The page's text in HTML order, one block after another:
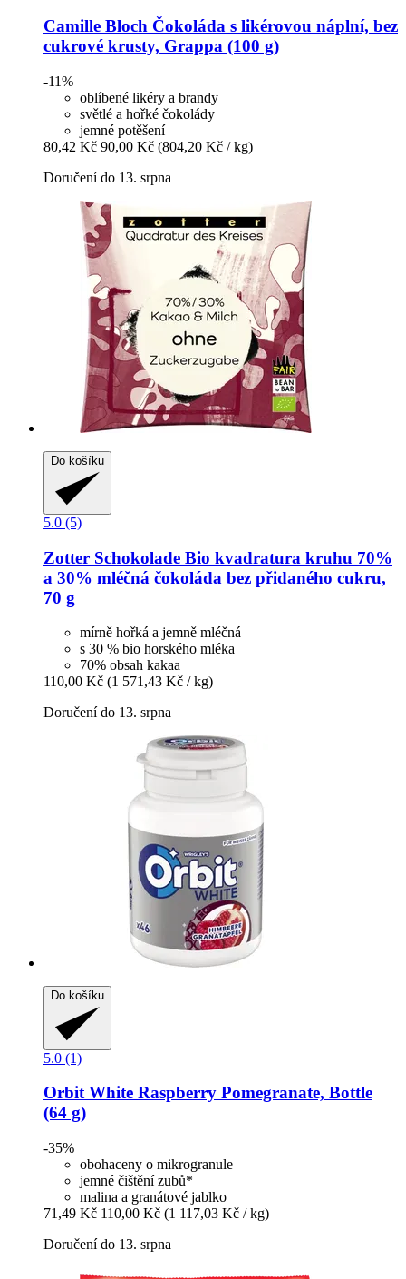
Camille Bloch Čokoláda s likérovou náplní, bez
cukrové krusty, Grappa (100 g)
-11%
oblíbené likéry a brandy
světlé a hořké čokolády
jemné potěšení
80,42 Kč 90,00 Kč (804,20 Kč / kg)
Doručení do 13. srpna
Do košíku
5.0 (5)
Zotter Schokolade Bio kvadratura kruhu 70%
a 30% mléčná čokoláda bez přidaného cukru,
70 g
mírně hořká a jemně mléčná
s 30 % bio horského mléka
70% obsah kakaa
110,00 Kč (1 571,43 Kč / kg)
Doručení do 13. srpna
Do košíku
5.0 (1)
OrbitWhite Raspberry Pomegranate, Bottle
(64 g)
-35%
obohaceny o mikrogranule
jemné čištění zubů*
malina a granátové jablko
71,49 Kč 110,00 Kč (1 117,03 Kč / kg)
Doručení do 13. srpna